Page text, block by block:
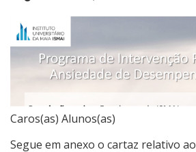
Caros(as) Alunos(as)
Segue em anexo o cartaz relativo ao